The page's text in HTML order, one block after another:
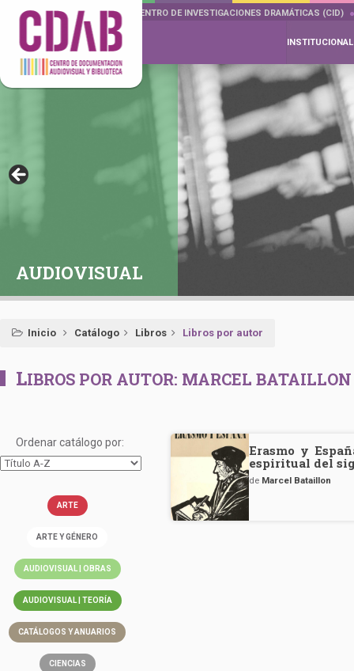
DOCUMENTA DRAMÁTICAS CENTRO DE INVESTIGACIONES DRAMÁTICAS (CID)
INSTITUCIONAL
AUDIOVISUAL
Inicio Catálogo Libros Libros por autor
LIBROS POR AUTOR: MARCEL BATAILLON
Ordenar catálogo por:
ARTE
ARTE Y GÉNERO
AUDIOVISUAL | OBRAS
AUDIOVISUAL | TEORÍA
CATÁLOGOS Y ANUARIOS
CIENCIAS
Erasmo y
espiritual del
de Marcel Bataillon